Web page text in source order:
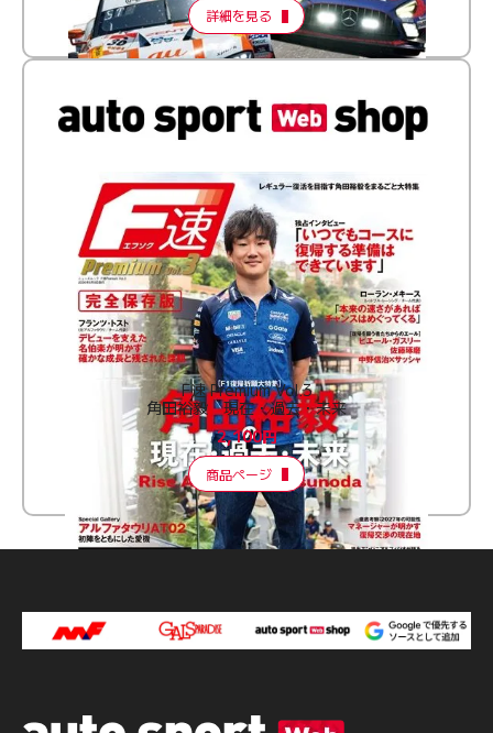
詳細を見る
F速 Premium Vol.3
角田裕毅 現在・過去・未来
2,100円
商品ページ